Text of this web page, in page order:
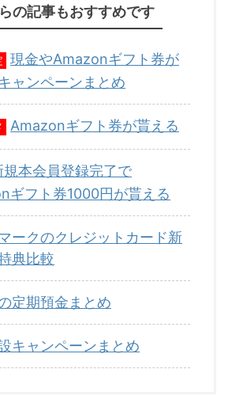
の記事もおすすめです
現金やAmazonギフト券が
ャンペーンまとめ
Amazonギフト券が貰える
規本会員登録完了で
ギフト券1000円が貰える
ークのクレジットカード新
典比較
定期預金まとめ
キャンペーンまとめ